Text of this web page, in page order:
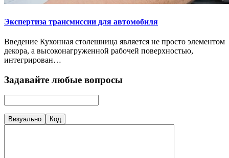
Экспертиза трансмиссии для автомобиля
Введение Кухонная столешница является не просто элементом
декора, а высоконагруженной рабочей поверхностью,
интегрирован…
Задавайте любые вопросы
Визуально Код